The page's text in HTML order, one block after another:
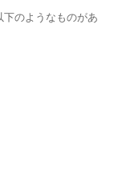
のようなものがあ